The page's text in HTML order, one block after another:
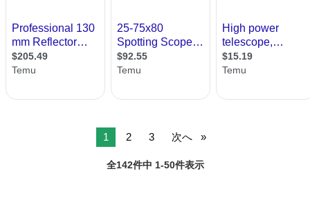
1 2 3 次へ
全142件中 1-50件表示